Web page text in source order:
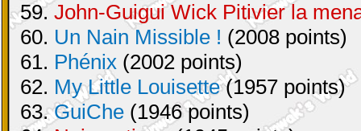
59.John-Guigui Wick Pitivier la
60. Un Nain Missible ! (2008 points)
61. Phénix (2002 points)
62. My Little Louisette(1957 points)
63.GuiChe (1946 points)